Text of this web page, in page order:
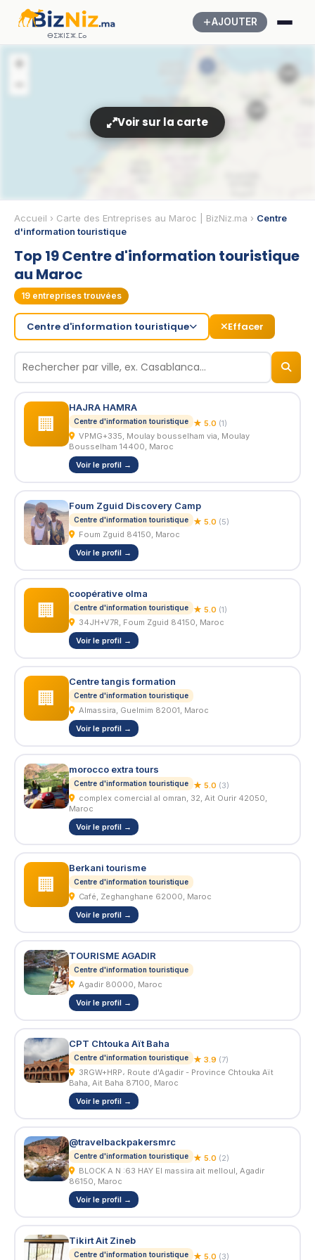
ⴱⵉⵣⵏⵉⵣ.ⵎⴰ
AJOUTER
Accueil › Carte des Entreprises au Maroc | BizNiz.ma › Centre
d'information touristique
Top 19 Centre d'information touristique
au Maroc
19 entreprises trouvées
Centre d'information touristique Effacer
🏢
HAJRA HAMRA
Centre d'information touristique ★ 5.0 (1)
Bousselham 14400, Maroc
Voir le profil →
Foum Zguid Discovery Camp
Centre d'information touristique ★ 5.0 (5)
Foum Zguid 84150, Maroc
Voir le profil →
🏢
coopérative olma
Centre d'information touristique ★ 5.0 (1)
34JH+V7R, Foum Zguid 84150, Maroc
Voir le profil →
🏢
Centre tangis formation
Centre d'information touristique
Almassira, Guelmim 82001, Maroc
Voir le profil →
morocco extra tours
Centre d'information touristique ★ 5.0 (3)
Maroc
Voir le profil →
🏢
Berkani tourisme
Centre d'information touristique
Café, Zeghanghane 62000, Maroc
Voir le profil →
TOURISME AGADIR
Centre d'information touristique
Agadir 80000, Maroc
Voir le profil →
CPT Chtouka Aït Baha
Centre d'information touristique ★ 3.9 (7)
Baha, Ait Baha 87100, Maroc
Voir le profil →
@travelbackpakersmrc
Centre d'information touristique ★ 5.0 (2)
86150, Maroc
Voir le profil →
Tikirt Ait Zineb
Centre d'information touristique ★ 5.0 (3)
🗺️
🗺️
3
+
−
© 2026BizNiz.ma
Voir sur la carte